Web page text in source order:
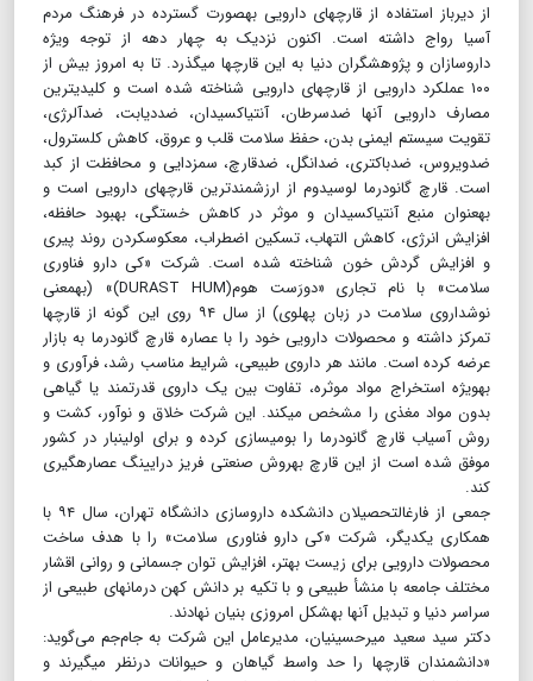
از دیرباز استفاده از قارچ‎های دارویی به‎صورت گسترده در فرهنگ مردم
آسیا رواج داشته است. اکنون نزدیک به چهار دهه از توجه ویژه
داروسازان و پژوهشگران دنیا به این قارچ‏ها می‎گذرد. تا به امروز بیش از
۱۰۰ عملکرد دارویی از قارچ‎های دارویی شناخته شده است و کلیدی‎ترین
مصارف دارویی آنها ضدسرطان، آنتی‎اکسیدان، ضددیابت، ضدآلرژی،
تقویت سیستم ایمنی بدن، حفظ سلامت قلب و عروق، کاهش کلسترول،
ضدویروس، ضدباکتری، ضدانگل، ضد‌قارچ، سم‎زدایی و محافظت از کبد
است. قارچ گانودرما لوسیدوم از ارزشمندترین قارچ‎های دارویی است و
به‎عنوان منبع آنتی‎اکسیدان و موثر در کاهش خستگی، بهبود حافظه،
افزایش انرژی، کاهش التهاب، تسکین اضطراب، معکوس‎کردن روند پیری
و افزایش گردش خون شناخته شده است. شرکت «کی دارو فناوری
سلامت» با نام تجاری «دورَست هوم(DURAST HUM)» (به‎معنی
نوش‎داروی سلامت در زبان پهلوی) از سال ۹۴ روی این گونه از قارچ‎ها
تمرکز داشته و محصولات دارویی خود را با عصاره قارچ گانودرما به بازار
عرضه کرده است. مانند هر داروی طبیعی، شرایط مناسب رشد، فرآوری و
به‎ویژه استخراج مواد موثره، تفاوت بین یک داروی قدرتمند یا گیاهی
بدون مواد مغذی را مشخص می‎کند. این شرکت خلاق و نوآور، کشت و
روش آسیاب قارچ گانودرما را بومی‎سازی کرده و برای اولین‎بار در کشور
موفق شده است از این قارچ به‎روش صنعتی فریز درایینگ عصاره‎گیری
کند.
جمعی از فارغ‎التحصیلان دانشکده داروسازی دانشگاه تهران، سال ۹۴ با
همکاری یکدیگر، شرکت «کی دارو فناوری سلامت» را با هدف ساخت
محصولات دارویی برای زیست بهتر، افزایش توان جسمانی و روانی اقشار
مختلف جامعه با منشأ طبیعی و با تکیه بر دانش کهن درمان‎های طبیعی از
سراسر دنیا و تبدیل آنها به‎شکل امروزی بنیان نهادند.
دکتر سید سعید میرحسینیان، مدیرعامل این شرکت به جام‌جم می‌گوید:
«دانشمندان قارچ‎ها را حد واسط گیاهان و حیوانات درنظر می‏گیرند و